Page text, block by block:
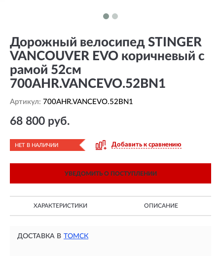
Дорожный велосипед STINGER
VANCOUVER EVO коричневый с
рамой 52см
700AHR.VANCEVO.52BN1
Артикул: 700AHR.VANCEVO.52BN1
68 800 руб.
НЕТ В НАЛИЧИИ Добавить к сравнению
УВЕДОМИТЬ О ПОСТУПЛЕНИИ
ХАРАКТЕРИСТИКИ ОПИСАНИЕ
ДОСТАВКА В ТОМСК